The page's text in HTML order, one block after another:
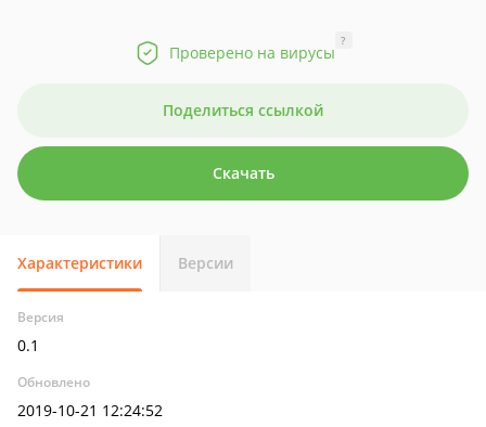
Проверено на вирусы
?
Поделиться ссылкой
Скачать
Характеристики Версии
Версия
0.1
Обновлено
2019-10-21 12:24:52